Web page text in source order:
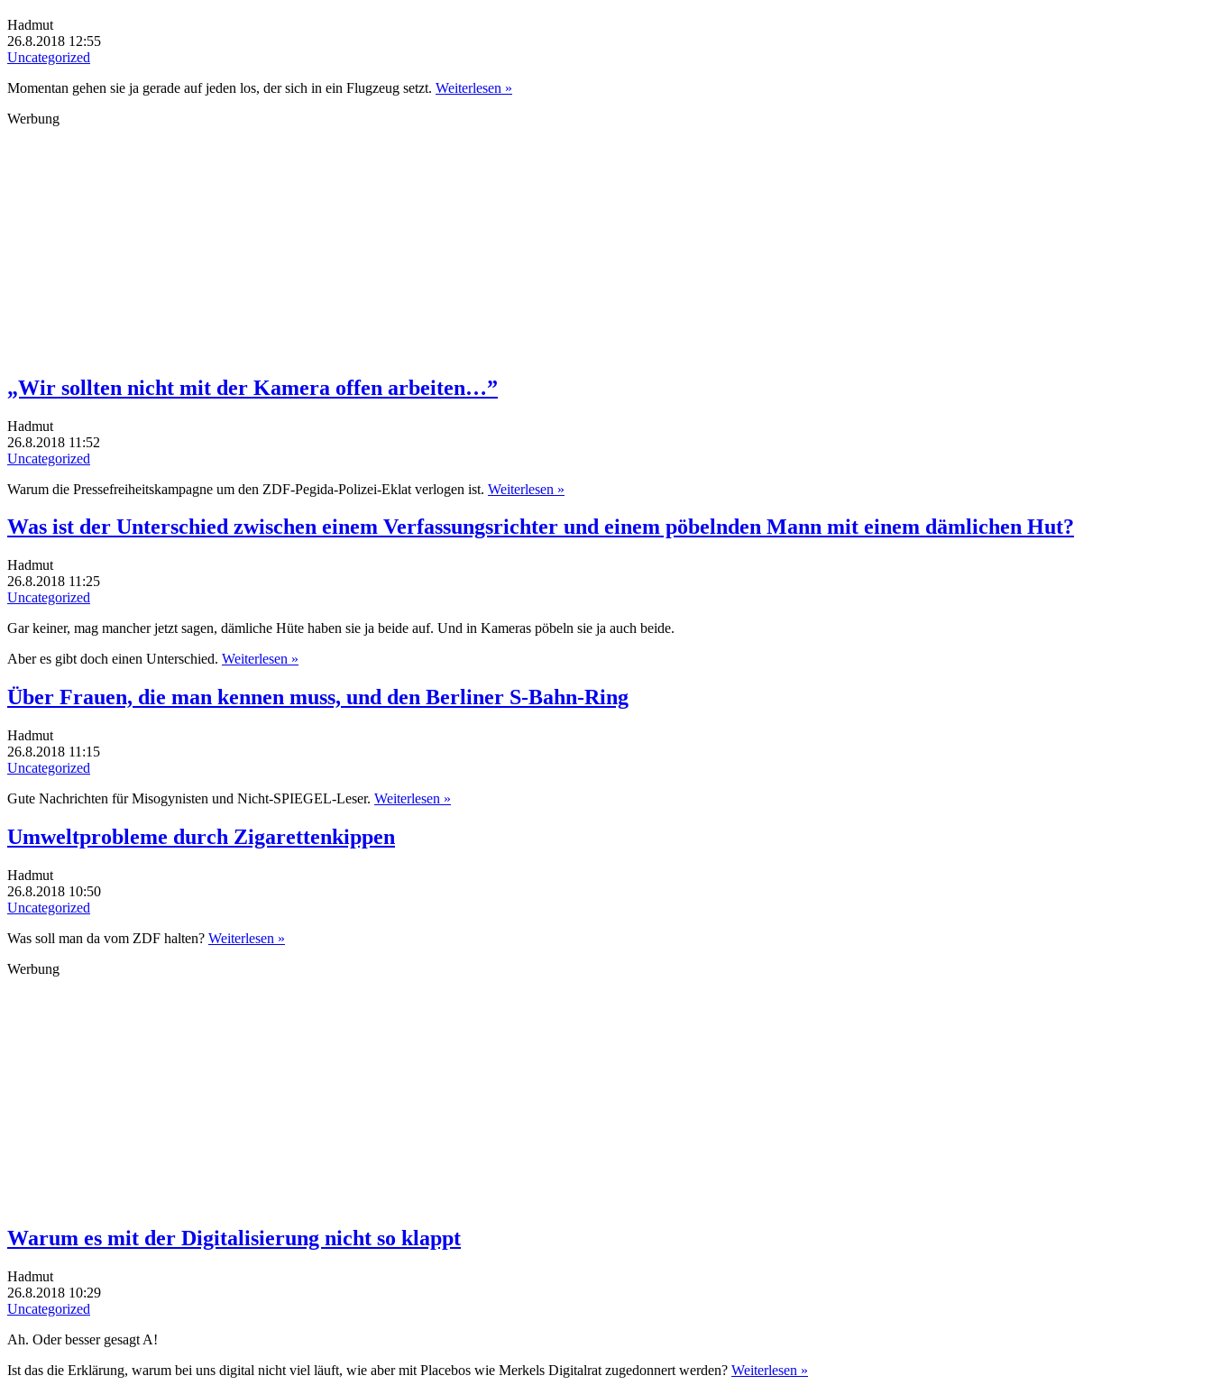
Hadmut
26.8.2018 12:55
Uncategorized
Momentan gehen sie ja gerade auf jeden los, der sich in ein Flugzeug setzt. Weiterlesen »
Werbung
„Wir sollten nicht mit der Kamera offen arbeiten…”
Hadmut
26.8.2018 11:52
Uncategorized
Warum die Pressefreiheitskampagne um den ZDF-Pegida-Polizei-Eklat verlogen ist. Weiterlesen »
Was ist der Unterschied zwischen einem Verfassungsrichter und einem pöbelnden Mann mit einem dämlichen Hut?
Hadmut
26.8.2018 11:25
Uncategorized
Gar keiner, mag mancher jetzt sagen, dämliche Hüte haben sie ja beide auf. Und in Kameras pöbeln sie ja auch beide.
Aber es gibt doch einen Unterschied. Weiterlesen »
Über Frauen, die man kennen muss, und den Berliner S-Bahn-Ring
Hadmut
26.8.2018 11:15
Uncategorized
Gute Nachrichten für Misogynisten und Nicht-SPIEGEL-Leser. Weiterlesen »
Umweltprobleme durch Zigarettenkippen
Hadmut
26.8.2018 10:50
Uncategorized
Was soll man da vom ZDF halten? Weiterlesen »
Werbung
Warum es mit der Digitalisierung nicht so klappt
Hadmut
26.8.2018 10:29
Uncategorized
Ah. Oder besser gesagt A!
Ist das die Erklärung, warum bei uns digital nicht viel läuft, wie aber mit Placebos wie Merkels Digitalrat zugedonnert werden? Weiterlesen »